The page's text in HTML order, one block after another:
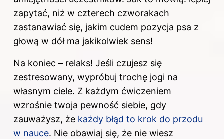
zapytać, niż w czterech czworakach
zastanawiać się, jakim cudem pozycja psa z
głową w dół ma jakikolwiek sens!
Na koniec – relaks! Jeśli czujesz się
zestresowany, wypróbuj trochę jogi na
własnym ciele. Z każdym ćwiczeniem
wzrośnie twoja pewność siebie, gdy
zauważysz, że każdy błąd to krok do przodu
w nauce. Nie obawiaj się, że nie wiesz